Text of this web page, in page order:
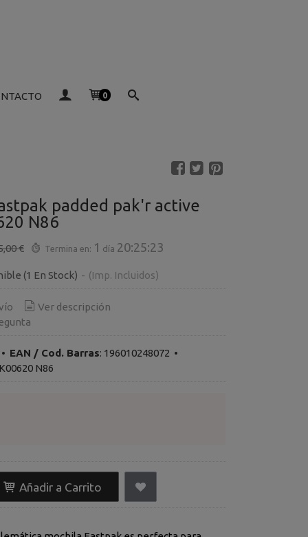
0
padded pak'r active
N86
€ Termina en: 1 día 20:25:23
(1 En Stock) - (Imp. Incluidos)
Ver descripción
• EAN / Cod. Barras: 196010248072 •
N86
Añadir a Carrito